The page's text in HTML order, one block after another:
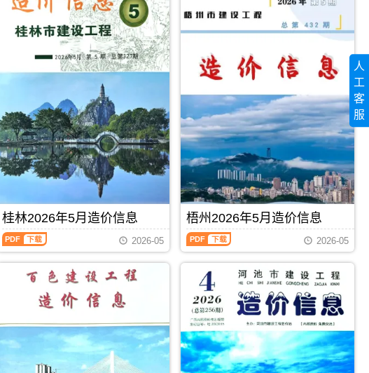
用
城
港
工
程
招
标
价
编
制
建
设
工
程
造
价
方
发
布，
贺
期
刊
市
工
册，
梧
州
市
造
价
信
息
期
刊
PDF
信
布，
用
于
防
城
程
设
计
概
算
编
城
造
用
于
百
色
工
程
招
标
控
制
价
编
制，
属
于
市
建
材
价
格
汇
价
宁
建
设
工
程
造
信
息）
期
刊，
由
南
造
信
息
PDF 下载
月
价
（柳
建
工
程
造
价
信
期
刊，
由
柳
州
市
建
价
信
息
网
发
布，
用
下载
桂林2026年5月造价信息
桂
林
信
息
2026-05
梧州2026年5月造价信息
梧
州
造
价
信
息
（梧
州
2026-05
人
工
客
服